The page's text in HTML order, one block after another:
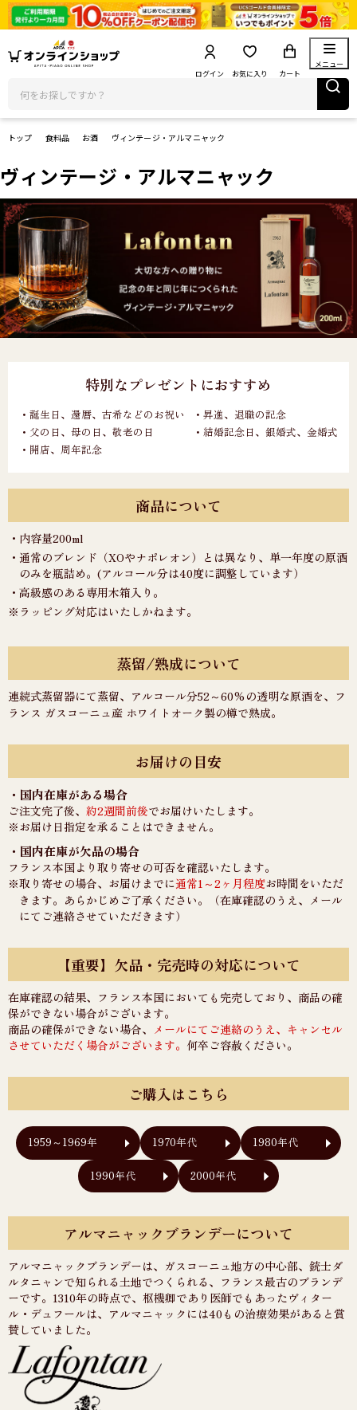
ログイン お気に入り カート
メニュー
トップ 食料品 お酒 ヴィンテージ・アルマニャック
ヴィンテージ・アルマニャック
特別なプレゼントにおすすめ
・誕生日、還暦、古希などのお祝い
・昇進、退職の記念
・父の日、母の日、敬老の日
・結婚記念日、銀婚式、金婚式
・開店、周年記念
商品について
・内容量200ml
・通常のブレンド（XOやナポレオン）とは異なり、単一年度の原酒
のみを瓶詰め。(アルコール分は40度に調整しています）
・高級感のある専用木箱入り。
※ラッピング対応はいたしかねます。
蒸留/熟成について
連続式蒸留器にて蒸留、アルコール分52～60%の透明な原酒を、フ
ランス ガスコーニュ産 ホワイトオーク製の樽で熟成。
お届けの目安
・国内在庫がある場合
ご注文完了後、 約2週間前後でお届けいたします。
※お届け日指定を承ることはできません。
・国内在庫が欠品の場合
フランス本国より取り寄せの可否を確認いたします。
※取り寄せの場合、お届けまでに通常1～2ヶ月程度お時間をいただ
きます。あらかじめご了承ください。（在庫確認のうえ、メール
にてご連絡させていただきます）
【重要】欠品・完売時の対応について
在庫確認の結果、フランス本国においても完売しており、商品の確
保ができない場合がございます。
商品の確保ができない場合、 メールにてご連絡のうえ、キャンセル
させていただく場合がございます。 何卒ご容赦ください。
ご購入はこちら
1959～1969年 1970年代 1980年代
1990年代 2000年代
アルマニャックブランデーについて
アルマニャックブランデーは、ガスコーニュ地方の中心部、銃士ダ
ルタニャンで知られる土地でつくられる、フランス最古のブランデ
ーです。1310年の時点で、枢機卿であり医師でもあったヴィター
ル・デュフールは、アルマニャックには40もの治療効果があると賞
賛していました。